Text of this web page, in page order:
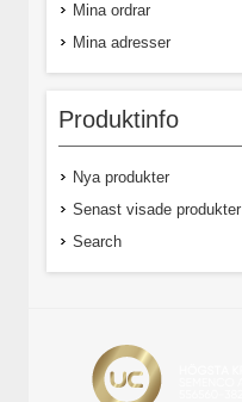
Mina ordrar
Mina adresser
Produktinfo
Nya produkter
Senast visade produkter
Search